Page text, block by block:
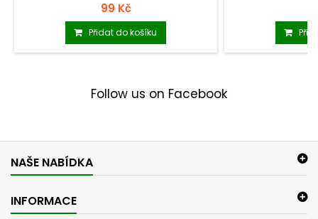
99 Kč
Přidat do košíku
Follow us on Facebook
NAŠE NABÍDKA
INFORMACE